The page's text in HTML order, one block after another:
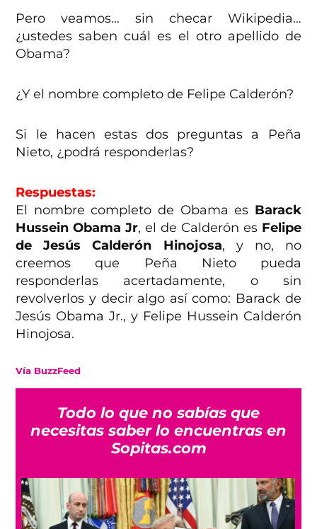
Pero veamos… sin checar Wikipedia…
¿ustedes saben cuál es el otro apellido de
Obama?
¿Y el nombre completo de Felipe Calderón?
Si le hacen estas dos preguntas a Peña
Nieto, ¿podrá responderlas?
Respuestas:
El nombre completo de Obama es Barack
Hussein Obama Jr, el de Calderón esFelipe
de Jesús Calderón Hinojosa, y no, no
creemos que Peña Nieto pueda
responderlas acertadamente, o sin
revolverlos y decir algo así como: Barack de
Jesús Obama Jr., y Felipe Hussein Calderón
Hinojosa.
Vía BuzzFeed
Todo lo que no sabías que
necesitas saber lo encuentras en
Sopitas.com